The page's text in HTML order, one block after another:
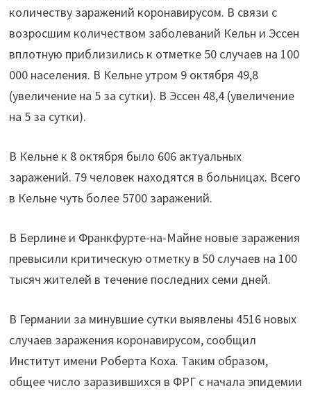
количеству заражений коронавирусом. В связи с
возросшим количеством заболеваний Кельн и Эссен
вплотную приблизились к отметке 50 случаев на 100
000 населения. В Кельне утром 9 октября 49,8
(увеличение на 5 за сутки). В Эссен 48,4 (увеличение
на 5 за сутки).
В Кельне к 8 октября было 606 актуальных
заражений. 79 человек находятся в больницах. Всего
в Кельне чуть более 5700 заражений.
В Берлине и Франкфурте-на-Майне новые заражения
превысили критическую отметку в 50 случаев на 100
тысяч жителей в течение последних семи дней.
В Германии за минувшие сутки выявлены 4516 новых
случаев заражения коронавирусом, сообщил
Институт имени Роберта Коха. Таким образом,
общее число заразившихся в ФРГ с начала эпидемии